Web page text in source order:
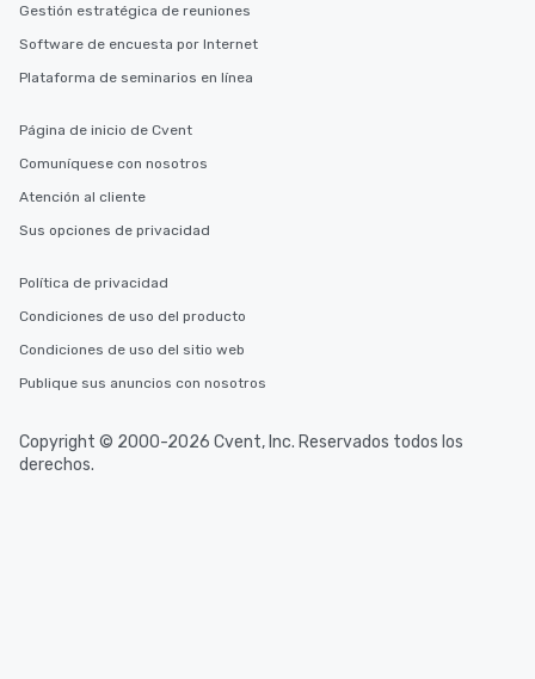
Gestión estratégica de reuniones
Software de encuesta por Internet
Plataforma de seminarios en línea
Página de inicio de Cvent
Comuníquese con nosotros
Atención al cliente
Sus opciones de privacidad
Política de privacidad
Condiciones de uso del producto
Condiciones de uso del sitio web
Publique sus anuncios con nosotros
Copyright © 2000-2026 Cvent, Inc. Reservados todos los
derechos.